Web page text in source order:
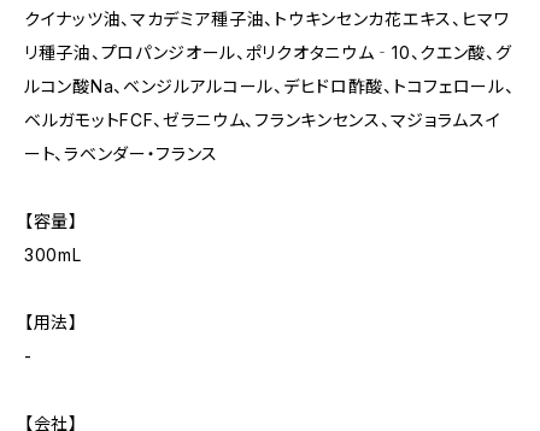
クイナッツ油、マカデミア種子油、トウキンセンカ花エキス、ヒマワ
リ種子油、プロパンジオール、ポリクオタニウム‐10、クエン酸、グ
ルコン酸Na、ベンジルアルコール、デヒドロ酢酸、トコフェロール、
ベルガモットFCF、ゼラニウム、フランキンセンス、マジョラムスイ
ート、ラベンダー・フランス
【容量】
300mL
【用法】
-
【会社】